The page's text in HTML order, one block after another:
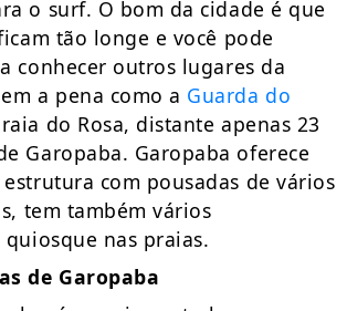
o surf. O bom da cidade é que
tão longe e você pode
conhecer outros lugares da
a pena como a Guarda do
do Rosa, distante apenas 23
Garopaba. Garopaba oferece
com pousadas de vários
tem também vários
nas praias.
de Garopaba